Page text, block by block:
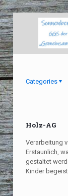
Categories
Holz-AG
Verarbeitung
Erstaunlich,
gestaltet
Kinder